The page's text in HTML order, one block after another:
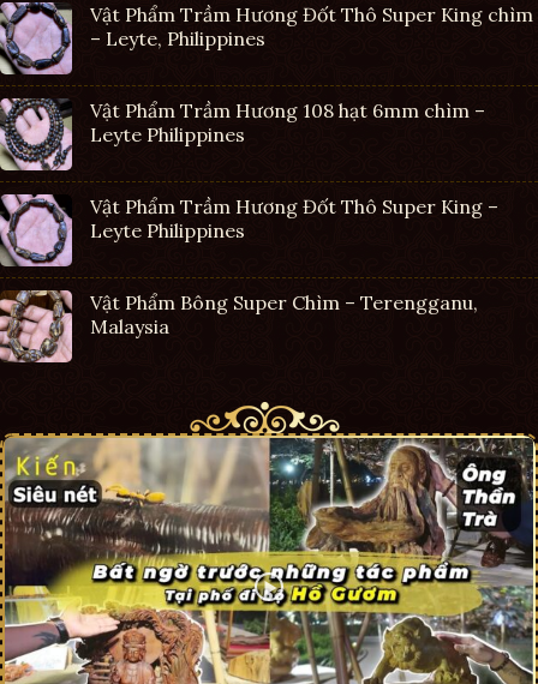
Vật Phẩm Trầm Hương Đốt Thô Super King chìm
– Leyte, Philippines
Vật Phẩm Trầm Hương 108 hạt 6mm chìm –
Leyte Philippines
Vật Phẩm Trầm Hương Đốt Thô Super King –
Leyte Philippines
Vật Phẩm Bông Super Chìm – Terengganu,
Malaysia